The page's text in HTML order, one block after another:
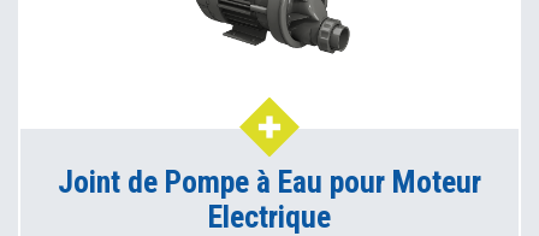
Joint de Pompe à Eau pour Moteur
Electrique